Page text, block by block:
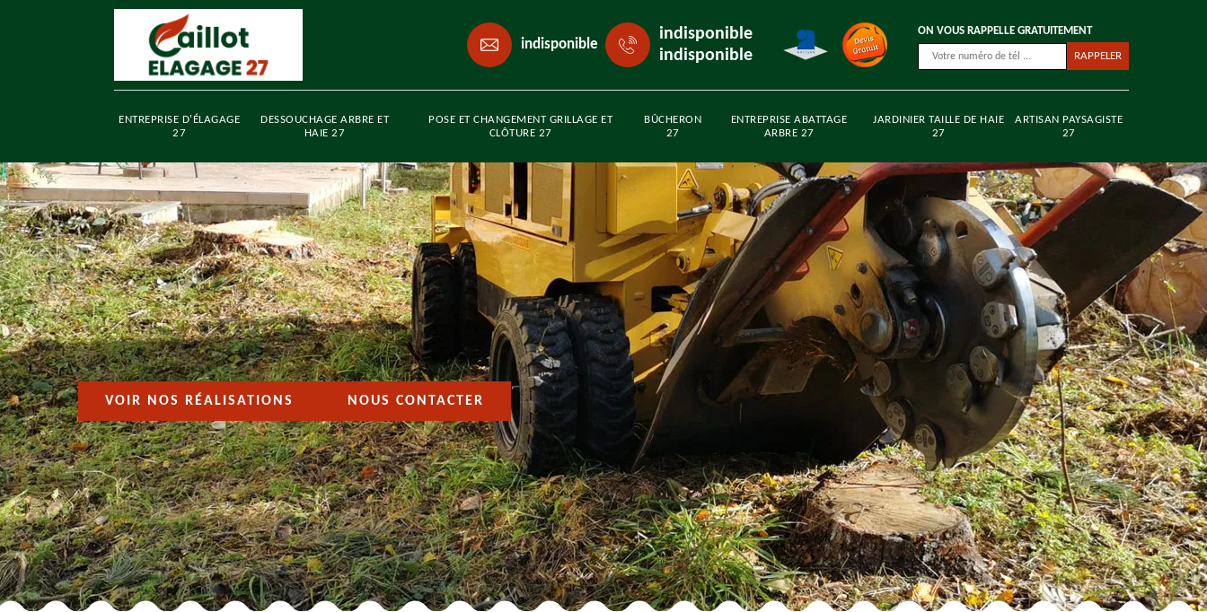
indisponible
indisponible
indisponible
ON VOUS RAPPELLE GRATUITEMENT
ENTREPRISE D'ÉLAGAGE
27
DESSOUCHAGE ARBRE ET
HAIE 27
POSE ET CHANGEMENT GRILLAGE ET
CLÔTURE 27
BÛCHERON
27
ENTREPRISE ABATTAGE
ARBRE 27
JARDINIER TAILLE DE HAIE
27
ARTISAN PAYSAGISTE
27
VOIR NOS RÉALISATIONS NOUS CONTACTER